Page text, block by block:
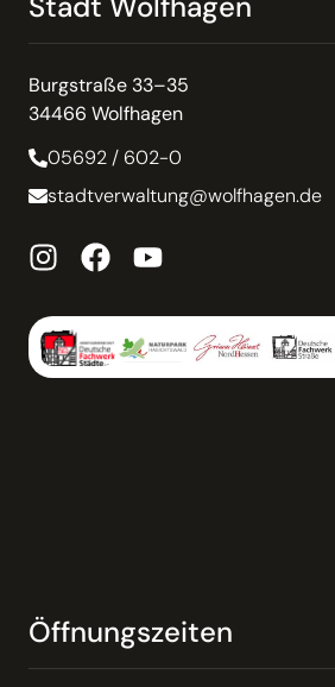
Burgstraße 33–35
34466 Wolfhagen
05692 / 602-0
stadtverwaltung@wolfhagen.de
Öffnungszeiten